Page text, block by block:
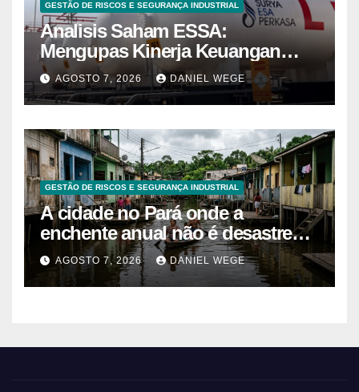
GESTÃO DE RISCOS E SEGURANÇA INDUSTRIAL
Analisis Saham ESSA:
Mengupas Kinerja Keuangan
ESSA Semester I 2026
AGOSTO 7, 2026 DANIEL WEGE
GESTÃO DE RISCOS E SEGURANÇA INDUSTRIAL
A cidade no Pará onde a
enchente anual não é desastre
mas calendário, as casas são
projetadas com o primeiro andar
descartável, o comércio sobe as
constrói nessa lógica há 40 anos
AGOSTO 7, 2026 DANIEL WEGE